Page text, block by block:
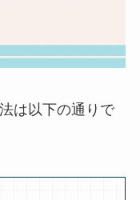
は以下の通りで